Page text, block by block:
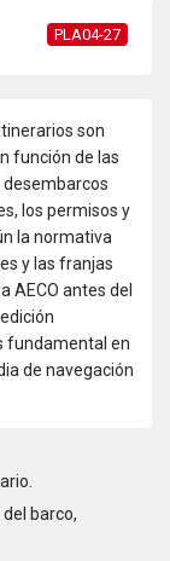
PLA04-27
son
función de las
desembarcos
los permisos y
la normativa
y las franjas
AECO antes del
fundamental en
de navegación
barco,